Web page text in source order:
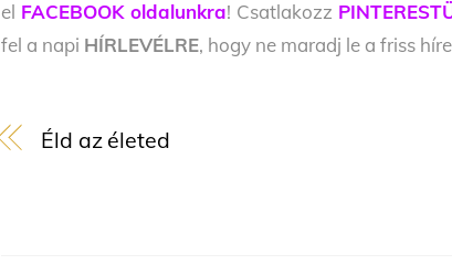
el FACEBOOK oldalunkra! Csatlakozz
fel a napi HÍRLEVÉLRE, hogy ne maradj le a friss
Éld az életed